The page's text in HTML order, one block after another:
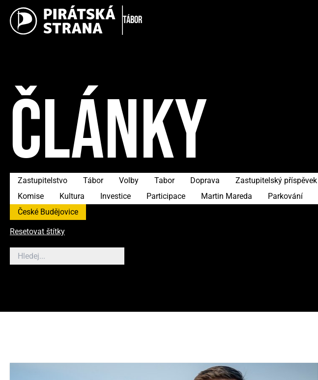
Tábor
ČLÁNKY
Zastupitelstvo Tábor Volby Tabor Doprava Zastupitelský příspěvek
Komise
Kultura Investice Participace Martin Mareda Parkování
České Budějovice
Resetovat štítky